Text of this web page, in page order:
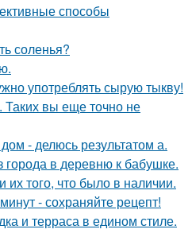
способы
соленья?
употреблять сырую тыкву!
вы еще точно не
- делюсь результатом а.
в деревню к бабушке.
их того, что было в наличии.
- сохраняйте рецепт!
и терраса в едином стиле.